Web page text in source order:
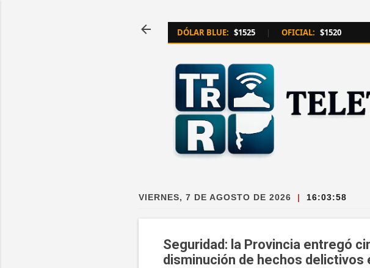
DÓLAR BLUE: $1525 | OFICIAL: $1520
VIERNES, 7 DE AGOSTO DE 2026 | 16:04:00
Seguridad: la Provincia entregó
disminución de hechos delictivos